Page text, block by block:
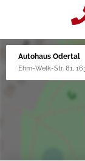
Autohaus Odertal
Ehm-Welk-Str. 81,